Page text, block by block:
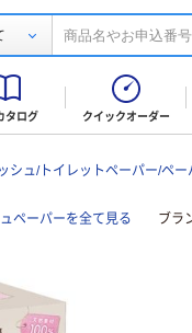
タログ クイックオーダー
シュ/トイレットペーパー/ペ
ペーパーを全て見る ブラ